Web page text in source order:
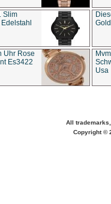
Slim
Uhr Rose
Es3422
Usa
All
Copyright ©